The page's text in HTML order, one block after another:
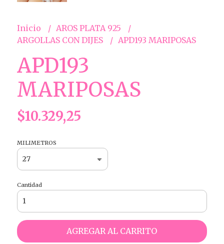
Inicio
AROS PLATA 925
ARGOLLAS CON DIJES
APD193 MARIPOSAS
APD193
MARIPOSAS
$10.329,25
MILIMETROS
Cantidad
AGREGAR AL CARRITO